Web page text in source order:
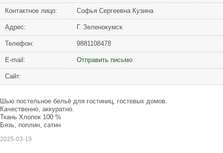
Контактное лицо: Софья Сергеевна Кузина
Адрес: Г. Зеленокумск
Телефон: 9881108478
Е-mail: Отправить письмо
Сайт:
Шью постельное бельё для гостиниц, гостевых домов.
Качественно, аккуратно.
Ткань Хлопок 100 %
Бязь, поплин, сатин
2025-03-19